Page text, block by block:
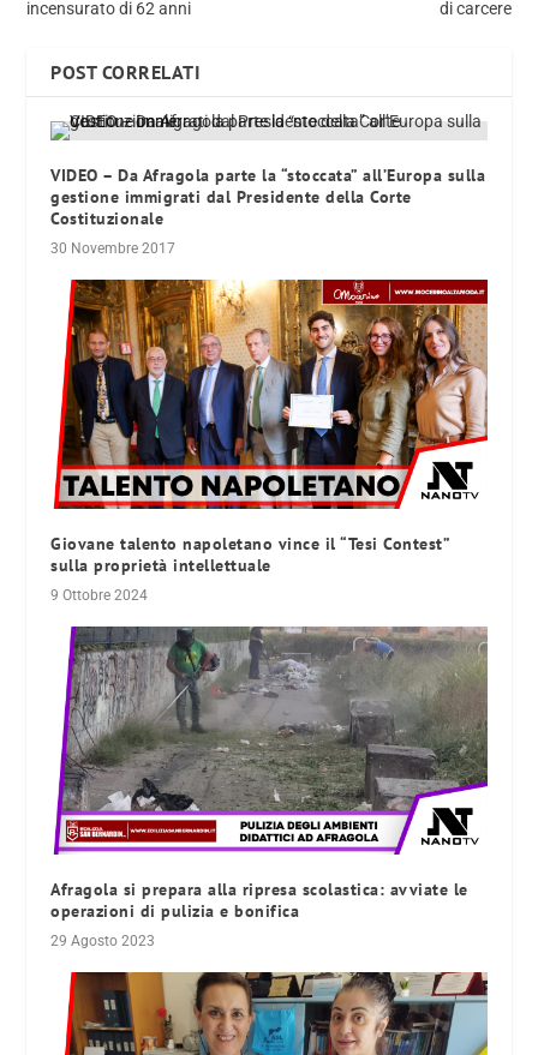
incensurato di 62 anni di carcere
POST CORRELATI
VIDEO – Da Afragola parte la “stoccata” all’Europa sulla
gestione immigrati dal Presidente della Corte
Costituzionale
30 Novembre 2017
Giovane talento napoletano vince il “Tesi Contest”
sulla proprietà intellettuale
9 Ottobre 2024
Afragola si prepara alla ripresa scolastica: avviate le
operazioni di pulizia e bonifica
29 Agosto 2023